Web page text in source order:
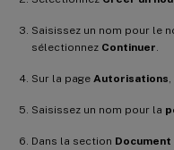
Saisissez un nom pour le
sélectionnez Continuer
Sur la page Autorisations
Saisissez un nom pour la
Dans la section